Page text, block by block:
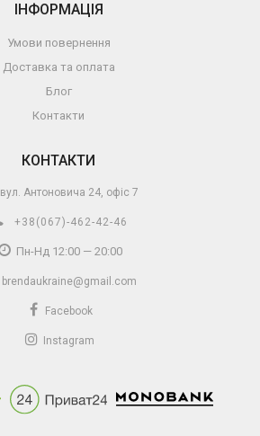
ІНФОРМАЦІЯ
Умови повернення
Доставка та оплата
Блог
Контакти
КОНТАКТИ
вул. Антоновича 24, офіс 7
+38(067)-462-42-46
Пн-Нд 12:00 — 20:00
brendaukraine@gmail.com
Facebook
Instagram